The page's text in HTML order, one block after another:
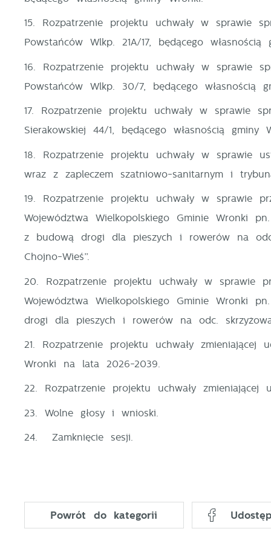
15. Rozpatrzenie projektu uchwały w sprawie
Powstańców Wlkp. 21A/17, będącego
16. Rozpatrzenie projektu uchwały w sprawie
Powstańców Wlkp. 30/7, będącego własnością
17. Rozpatrzenie projektu uchwały w sprawie
Sierakowskiej 44/1, będącego własnością gminy
18. Rozpatrzenie projektu uchwały w sprawie
wraz z zapleczem szatniowo-sanitarnym i
19. Rozpatrzenie projektu uchwały w sprawie
Województwa Wielkopolskiego Gminie Wronki
z budową drogi dla pieszych i rowerów na
Chojno-Wieś”.
20. Rozpatrzenie projektu uchwały w sprawie
Województwa Wielkopolskiego Gminie Wronki
drogi dla pieszych i rowerów na odc.
21. Rozpatrzenie projektu uchwały zmieniającej
Wronki na lata 2026-2039.
22. Rozpatrzenie projektu uchwały
23. Wolne głosy i wnioski.
24. Zamknięcie sesji.
Powrót do kategorii